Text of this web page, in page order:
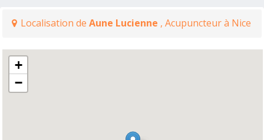
Localisation de Aune Lucienne , Acupuncteur à Nice
+
−